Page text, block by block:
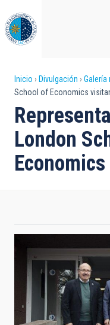
al
contenido
principal
Sobrescribir
enlaces
de
ayuda
a
Inicio Divulgación Galería
School of Economics
London